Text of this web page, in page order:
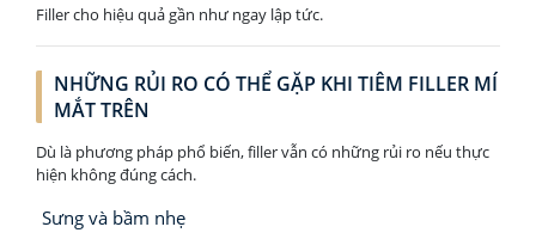
Filler cho hiệu quả gần như ngay lập tức.
NHỮNG RỦI RO CÓ THỂ GẶP KHI TIÊM FILLER MÍ
MẮT TRÊN
Dù là phương pháp phổ biến, filler vẫn có những rủi ro nếu thực
hiện không đúng cách.
Sưng và bầm nhẹ